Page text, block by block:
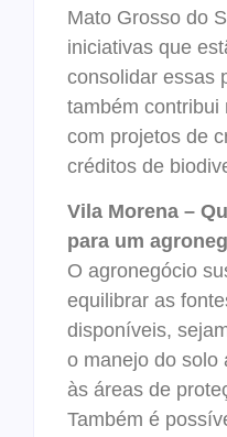
Mato Grosso do
iniciativas que
consolidar essas
também contribui
com projetos de
créditos de
Vila Morena –
para um
O agronegócio
equilibrar as
disponíveis,
o manejo do solo
às áreas de
Também é